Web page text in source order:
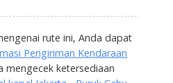
rute ini, Anda dapat
Pengiriman Kendaraan
mengecek ketersediaan